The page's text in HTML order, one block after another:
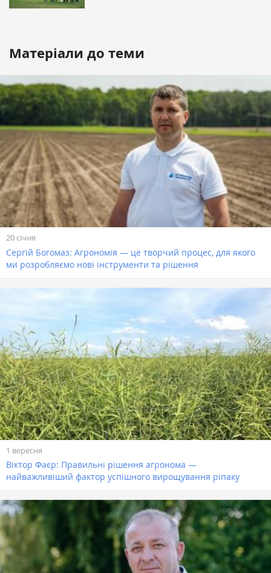
Матеріали до теми
20 січня
Сергій Богомаз: Агрономія — це творчий процес, для якого
ми розробляємо нові інструменти та рішення
1 вересня
Віктор Фаєр: Правильні рішення агронома —
найважливіший фактор успішного вирощування ріпаку